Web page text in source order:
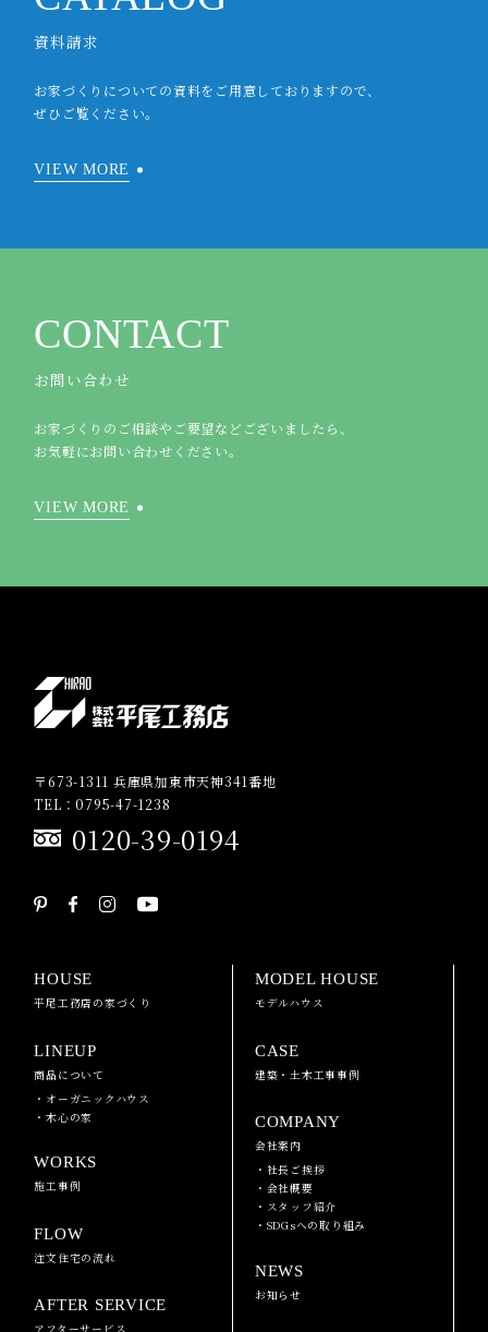
資料請求
お家づくりについての資料をご用意しておりますので、
ぜひご覧ください。
VIEW MORE
CONTACT
お問い合わせ
お家づくりのご相談やご要望などございましたら、
お気軽にお問い合わせください。
VIEW MORE
〒673-1311 兵庫県加東市天神341番地
TEL：0795-47-1238
0120-39-0194
HOUSE
平尾工務店の家づくり
LINEUP
商品について
・オーガニックハウス
・木心の家
WORKS
施工事例
FLOW
注文住宅の流れ
AFTER SERVICE
アフターサービス
MODEL HOUSE
モデルハウス
CASE
建築・土木工事事例
COMPANY
会社案内
・社長ご挨拶
・会社概要
・スタッフ紹介
・SDGsへの取り組み
NEWS
お知らせ